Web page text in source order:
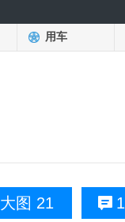
用车
大图 21